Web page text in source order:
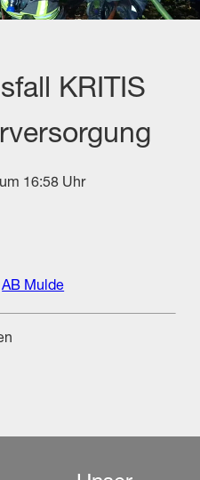
KRITIS
16:58 Uhr
AB Mulde